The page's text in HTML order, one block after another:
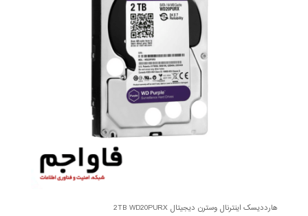
هارددیسک اینترنال وسترن دیجیتال 2TB WD20PURX